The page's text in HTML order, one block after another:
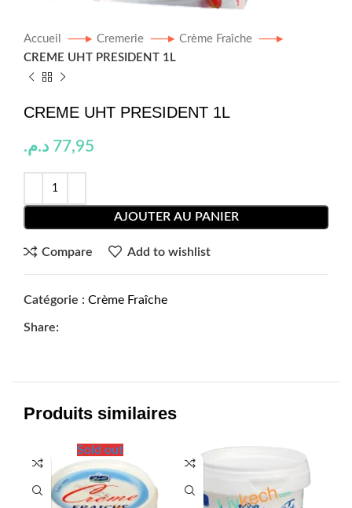
Accueil Cremerie
Crème Fraîche
CREME UHT PRESIDENT 1L
CREME UHT PRESIDENT 1L
77,95 د.م.
AJOUTER AU PANIER
Compare Add to wishlist
Catégorie : Crème Fraîche
Share:
Produits similaires
Sold out